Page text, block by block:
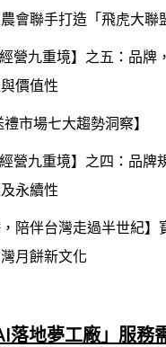
會聯手打造「飛虎大聯
營九重境】之五：品牌
價值性
禮市場七大趨勢洞察】
營九重境】之四：品牌
永續性
，陪伴台灣走過半世紀】
月餅新文化
落地夢工廠」服務